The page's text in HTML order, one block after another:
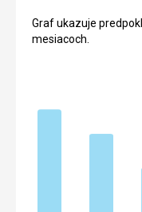
Graf ukazuje
mesiacoch.